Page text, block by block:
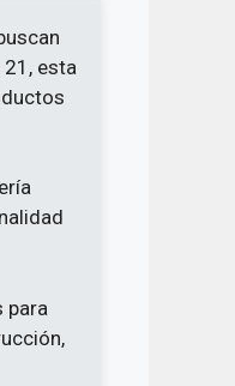
21, esta
para